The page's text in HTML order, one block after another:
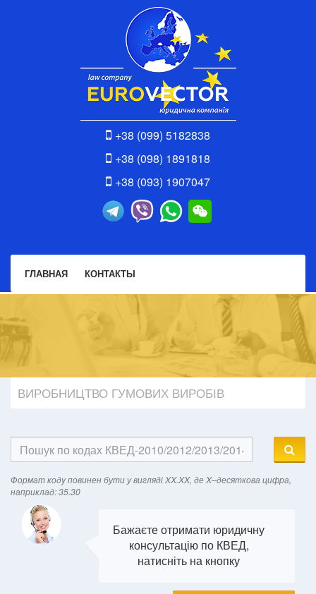
+38 (099) 5182838
+38 (098) 1891818
+38 (093) 1907047
ГЛАВНАЯ КОНТАКТЫ
ВИРОБНИЦТВО ГУМОВИХ ВИРОБІВ
Формат кодy повинен бути у вигляді XX.XX, де X–десяткова цифра,
наприклад: 35.30
Бажаєте отримати юридичну
консультацію по КВЕД,
натисніть на кнопку